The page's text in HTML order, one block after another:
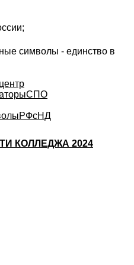
символы - единство в
КОЛЛЕДЖА 2024